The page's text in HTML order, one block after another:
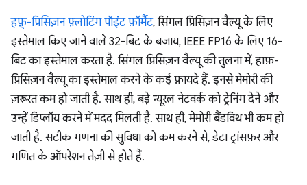
हफ़़्-प्रिसिज़न फ़्लोटिंग पॉइंट फ़ॉर्मैट, सिंगल प्रिसिज़न वैल्यू के लिए
इस्तेमाल किए जाने वाले 32-बिट के बजाय, IEEE FP16 के लिए 16-
बिट का इस्तेमाल करता है. सिंगल प्रिसिज़न वैल्यू की तुलना में, हाफ़-
प्रिसिज़न वैल्यू का इस्तेमाल करने के कई फ़ायदे हैं. इनसे मेमोरी की
ज़रूरत कम हो जाती है. साथ ही, बड़े न्यूरल नेटवर्क को ट्रेनिंग देने और
उन्हें डिप्लॉय करने में मदद मिलती है. साथ ही, मेमोरी बैंडविथ भी कम हो
जाती है. सटीक गणना की सुविधा को कम करने से, डेटा ट्रांसफ़र और
गणित के ऑपरेशन तेज़ी से होते हैं.